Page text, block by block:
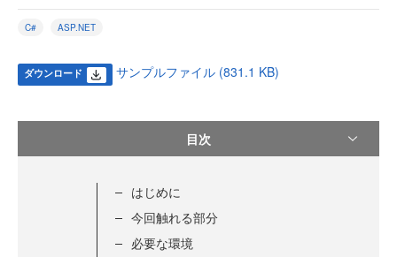
C# ASP.NET
ダウンロード サンプルファイル (831.1 KB)
目次
はじめに
今回触れる部分
必要な環境